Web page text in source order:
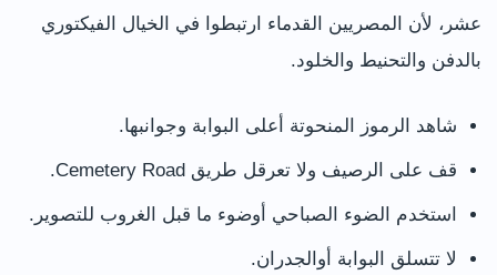
عشر، لأن المصريين القدماء ارتبطوا في الخيال الفيكتوري
بالدفن والتحنيط والخلود.
شاهد الرموز المنحوتة أعلى البوابة وجوانبها.
قف على الرصيف ولا تعرقل طريق Cemetery Road.
استخدم الضوء الصباحي أوضوء ما قبل الغروب للتصوير.
لا تتسلق البوابة أوالجدران.